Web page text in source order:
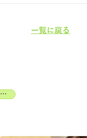
一覧に戻る
JAHA認定骨盤スリムヨガインストラクター